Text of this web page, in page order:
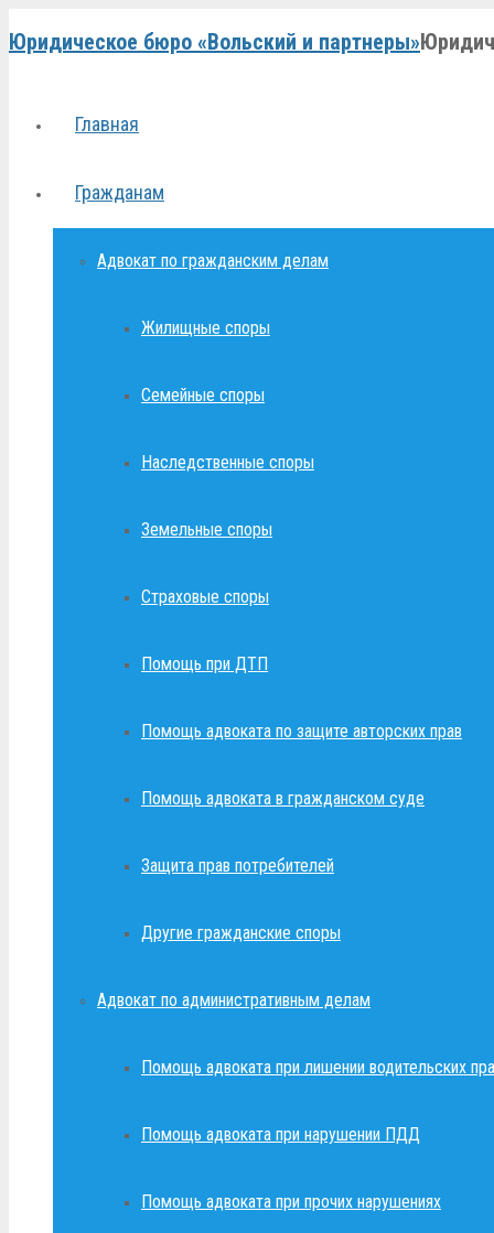
Юридическое бюро «Вольский и партнеры»
Главная
Гражданам
Адвокат по гражданским делам
Жилищные споры
Семейные споры
Наследственные споры
Земельные споры
Страховые споры
Помощь при ДТП
Помощь адвоката по защите авторских прав
Помощь адвоката в гражданском суде
Защита прав потребителей
Другие гражданские споры
Адвокат по административным делам
Помощь адвоката при лишении водительских
Помощь адвоката при нарушении ПДД
Помощь адвоката при прочих нарушениях